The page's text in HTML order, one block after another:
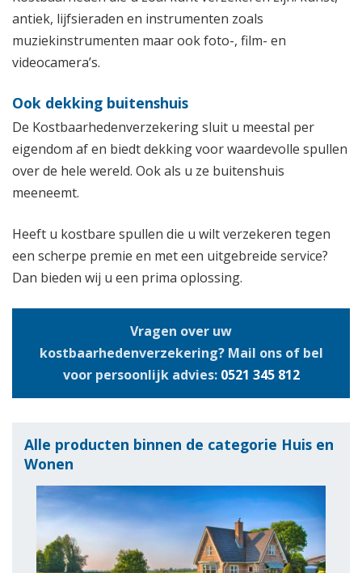
antiek, lijfsieraden en instrumenten zoals
muziekinstrumenten maar ook foto-, film- en
videocamera’s.
Ook dekking buitenshuis
De Kostbaarhedenverzekering sluit u meestal per
eigendom af en biedt dekking voor waardevolle spullen
over de hele wereld. Ook als u ze buitenshuis
meeneemt.
Heeft u kostbare spullen die u wilt verzekeren tegen
een scherpe premie en met een uitgebreide service?
Dan bieden wij u een prima oplossing.
Vragen over uw
kostbaarhedenverzekering? Mail ons of bel
voor persoonlijk advies: 0521 345 812
Alle producten binnen de categorie Huis en
Wonen